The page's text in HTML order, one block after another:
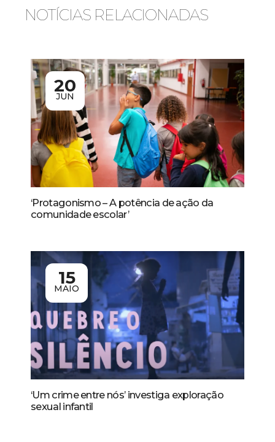
NOTÍCIAS RELACIONADAS
20
JUN
‘Protagonismo – A potência de ação da
comunidade escolar’
15
MAIO
‘Um crime entre nós’ investiga exploração
sexual infantil